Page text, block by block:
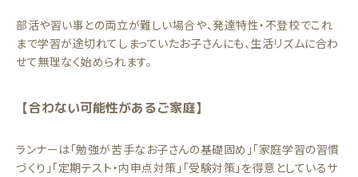
部活や習い事との両立が難しい場合や、発達特性・不登校でこれ
まで学習が途切れてしまっていたお子さんにも、生活リズムに合わ
せて無理なく始められます。
【合わない可能性があるご家庭】
ランナーは「勉強が苦手なお子さんの基礎固め」「家庭学習の習慣
づくり」「定期テスト・内申点対策」「受験対策」を得意としているサ